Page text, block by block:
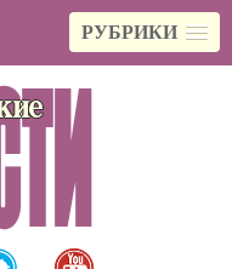
РУБРИКИ